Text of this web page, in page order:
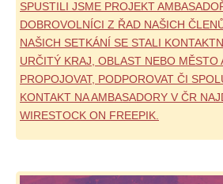
SPUSTILI JSME PROJEKT
DOBROVOLNÍCI Z ŘAD NAŠICH
NAŠICH SETKÁNÍ SE STALI
URČITÝ KRAJ, OBLAST NEBO MĚSTO
PROPOJOVAT, PODPOROVAT ČI
KONTAKT NA AMBASADORY V ČR
WIRESTOCK ON FREEPIK.